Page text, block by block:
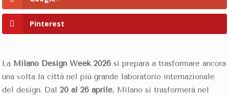
Pinterest
La Milano Design Week 2026si prepara a trasformare ancora
una volta la città nel più grande laboratorio internazionale
del design. Dal20 al 26 aprile, Milano si trasformerà nel